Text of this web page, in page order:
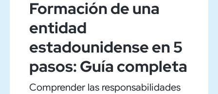
Formación de una
entidad
estadounidense en 5
pasos: Guía completa
Comprender las responsabilidades